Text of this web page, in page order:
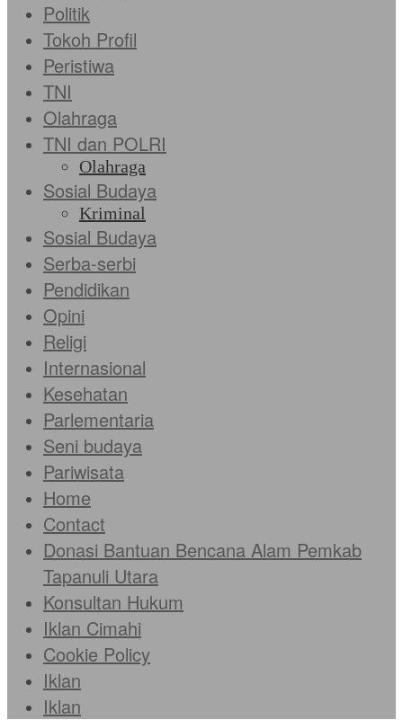
Politik
Tokoh Profil
Peristiwa
TNI
Olahraga
TNI dan POLRI
Olahraga
Sosial Budaya
Kriminal
Sosial Budaya
Serba-serbi
Pendidikan
Opini
Religi
Internasional
Kesehatan
Parlementaria
Seni budaya
Pariwisata
Home
Contact
Donasi Bantuan Bencana Alam Pemkab
Tapanuli Utara
Konsultan Hukum
Iklan Cimahi
Cookie Policy
Iklan
Iklan